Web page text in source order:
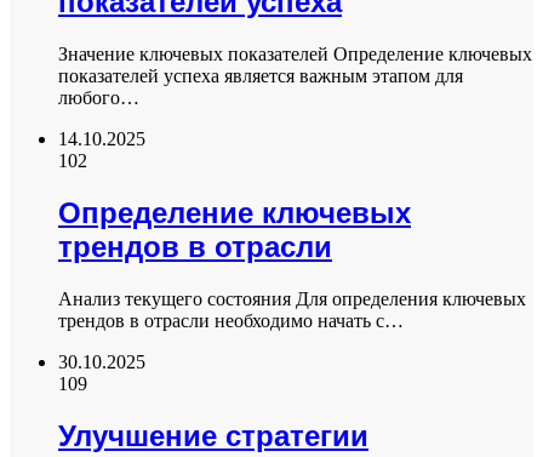
Значение ключевых показателей Определение ключевых
показателей успеха является важным этапом для
любого…
14.10.2025
102
Определение ключевых
трендов в отрасли
Анализ текущего состояния Для определения ключевых
трендов в отрасли необходимо начать с…
30.10.2025
109
Улучшение стратегии